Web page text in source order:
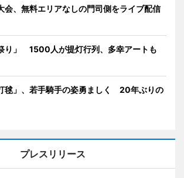
会、無料エリアなしの門司側をライブ配信
り」 1500人が提灯行列、多幸アートも
毬」、若手騎手の姿勇ましく 20年ぶりの
プレスリリース